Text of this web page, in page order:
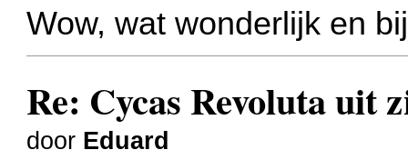
Wow, wat wonderlijk en
Re: Cycas Revoluta uit
door Eduard